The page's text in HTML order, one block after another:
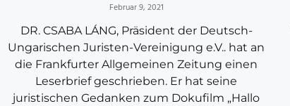
Februar 9, 2021
DR. CSABA LÁNG, Präsident der Deutsch-
Ungarischen Juristen-Vereinigung e.V.. hat an
die Frankfurter Allgemeinen Zeitung einen
Leserbrief geschrieben. Er hat seine
juristischen Gedanken zum Dokufilm „Hallo